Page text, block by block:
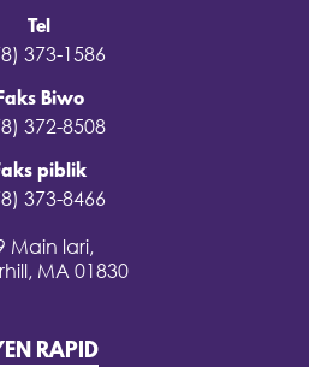
Tel
373-1586
Biwo
372-8508
piblik
373-8466
Main lari,
MA 01830
RAPID